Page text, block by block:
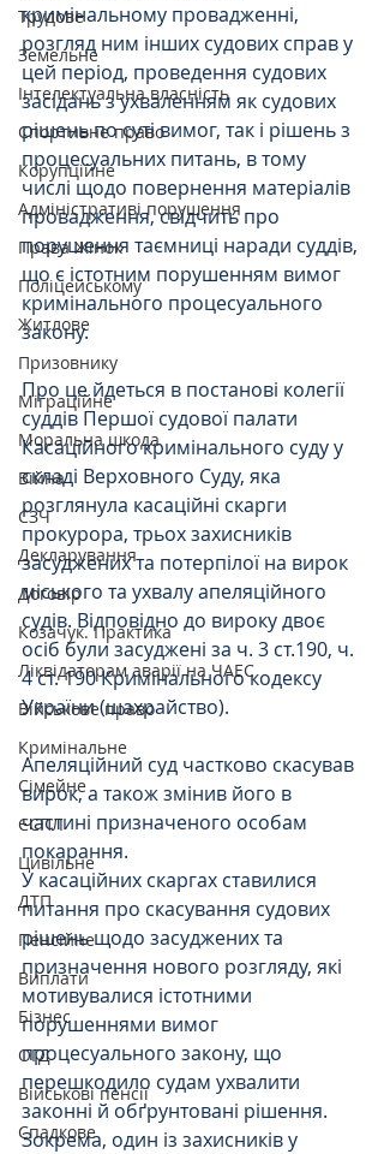
Трудове
Земельне
Інтелектуальна власність
Спортивне право
Корупційне
Адміністративі порушення
Права Жінок
Поліцейському
Житлове
Призовнику
Міграційне
Моральна шкода
Війна
СЗЧ
Декларування
Договір
Козачук. Практика
Ліквідаторам аварії на ЧАЕС
Військове право
Кримінальне
Сімейне
ЄСПЛ
Цивільне
ДТП
Пенсійне
Виплати
Бізнес
ОГД
Військові пенсії
Спадкове
кримінальному провадженні,
розгляд ним інших судових справ у
цей період, проведення судових
засідань з ухваленням як судових
рішень по суті вимог, так і рішень з
процесуальних питань, в тому
числі щодо повернення матеріалів
провадження, свідчить про
порушення таємниці наради суддів,
що є істотним порушенням вимог
кримінального процесуального
закону.
Про це йдеться в постанові колегії
суддів Першої судової палати
Касаційного кримінального суду у
складі Верховного Суду, яка
розглянула касаційні скарги
прокурора, трьох захисників
засуджених та потерпілої на вирок
міського та ухвалу апеляційного
судів. Відповідно до вироку двоє
осіб були засуджені за ч. 3 ст.190, ч.
4 ст. 190 Кримінального кодексу
України (шахрайство).
Апеляційний суд частково скасував
вирок, а також змінив його в
частині призначеного особам
покарання.
У касаційних скаргах ставилися
питання про скасування судових
рішень щодо засуджених та
призначення нового розгляду, які
мотивувалися істотними
порушеннями вимог
процесуального закону, що
перешкодило судам ухвалити
законні й обґрунтовані рішення.
Зокрема, один із захисників у